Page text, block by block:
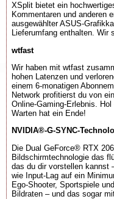
XSplit bietet ein
Kommentaren und anderen
ausgewählter ASUS-
Lieferumfang enthalten. Wir
wtfast
Wir haben mit wtfast
hohen Latenzen und
einem 6-monatigen
Network profitierst du von
Online-Gaming-Erlebnis.
Warten hat ein Ende!
NVIDIA®-G-SYNC-
Die Dual GeForce® RTX
Bildschirmtechnologie das
das du dir vorstellen kannst
wie Input-Lag auf ein
Ego-Shooter, Sportspiele
Bildraten – und das sogar